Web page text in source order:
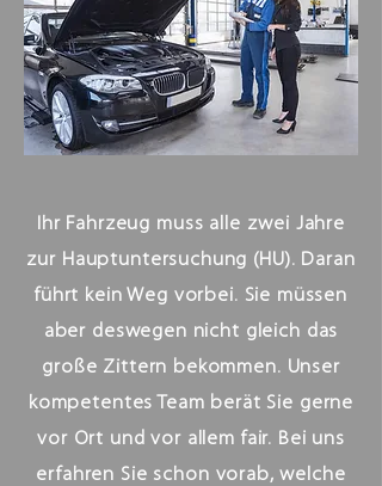
Ihr Fahrzeug muss alle zwei Jahre
zur Hauptuntersuchung (HU). Daran
führt kein Weg vorbei. Sie müssen
aber deswegen nicht gleich das
große Zittern bekommen. Unser
kompetentes Team berät Sie gerne
vor Ort und vor allem fair. Bei uns
erfahren Sie schon vorab, welche